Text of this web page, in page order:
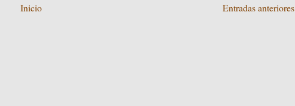
Entradas anteriores
Inicio